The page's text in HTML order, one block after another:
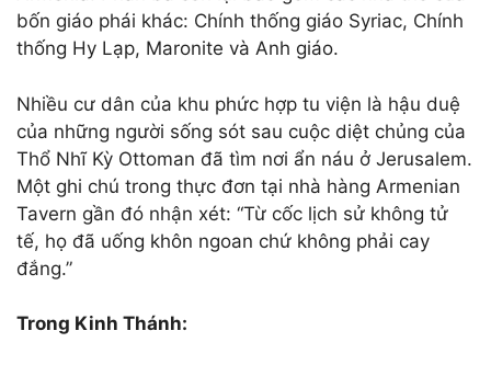
bốn giáo phái khác: Chính thống giáo Syriac, Chính
thống Hy Lạp, Maronite và Anh giáo.
Nhiều cư dân của khu phức hợp tu viện là hậu duệ
của những người sống sót sau cuộc diệt chủng của
Thổ Nhĩ Kỳ Ottoman đã tìm nơi ẩn náu ở Jerusalem.
Một ghi chú trong thực đơn tại nhà hàng Armenian
Tavern gần đó nhận xét: “Từ cốc lịch sử không tử
tế, họ đã uống khôn ngoan chứ không phải cay
đắng.”
Trong Kinh Thánh: